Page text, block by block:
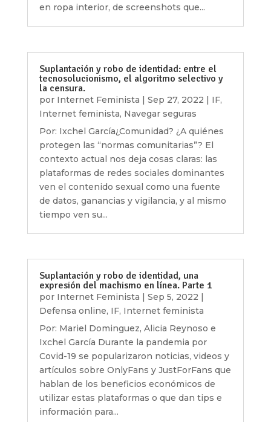
en ropa interior, de screenshots que...
Suplantación y robo de identidad: entre el
tecnosolucionismo, el algoritmo selectivo y
la censura.
por Internet Feminista | Sep 27, 2022 | IF,
Internet feminista, Navegar seguras
Por: Ixchel García¿Comunidad? ¿A quiénes
protegen las “normas comunitarias”? El
contexto actual nos deja cosas claras: las
plataformas de redes sociales dominantes
ven el contenido sexual como una fuente
de datos, ganancias y vigilancia, y al mismo
tiempo ven su...
Suplantación y robo de identidad, una
expresión del machismo en línea. Parte 1
por Internet Feminista | Sep 5, 2022 |
Defensa online, IF, Internet feminista
Por: Mariel Dominguez, Alicia Reynoso e
Ixchel García Durante la pandemia por
Covid-19 se popularizaron noticias, videos y
artículos sobre OnlyFans y JustForFans que
hablan de los beneficios económicos de
utilizar estas plataformas o que dan tips e
información para...